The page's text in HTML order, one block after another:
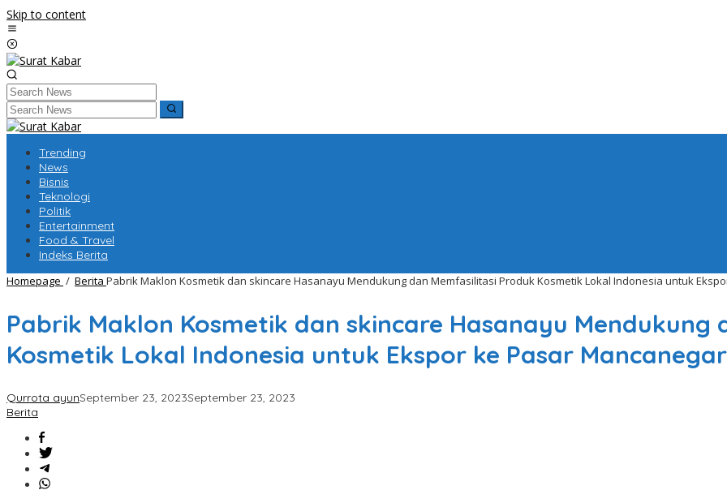
Skip to content
Trending
News
Bisnis
Teknologi
Politik
Entertainment
Food & Travel
Indeks Berita
Homepage / Berita Pabrik Maklon Kosmetik dan skincare Hasanayu Mendukung dan Memfasilitasi Produk Kosmetik Lokal Indonesia untuk
Pabrik Maklon Kosmetik dan skincare Hasanayu
Kosmetik Lokal Indonesia untuk Ekspor ke Pasar
Qurrota ayunSeptember 23, 2023September 23, 2023
Berita